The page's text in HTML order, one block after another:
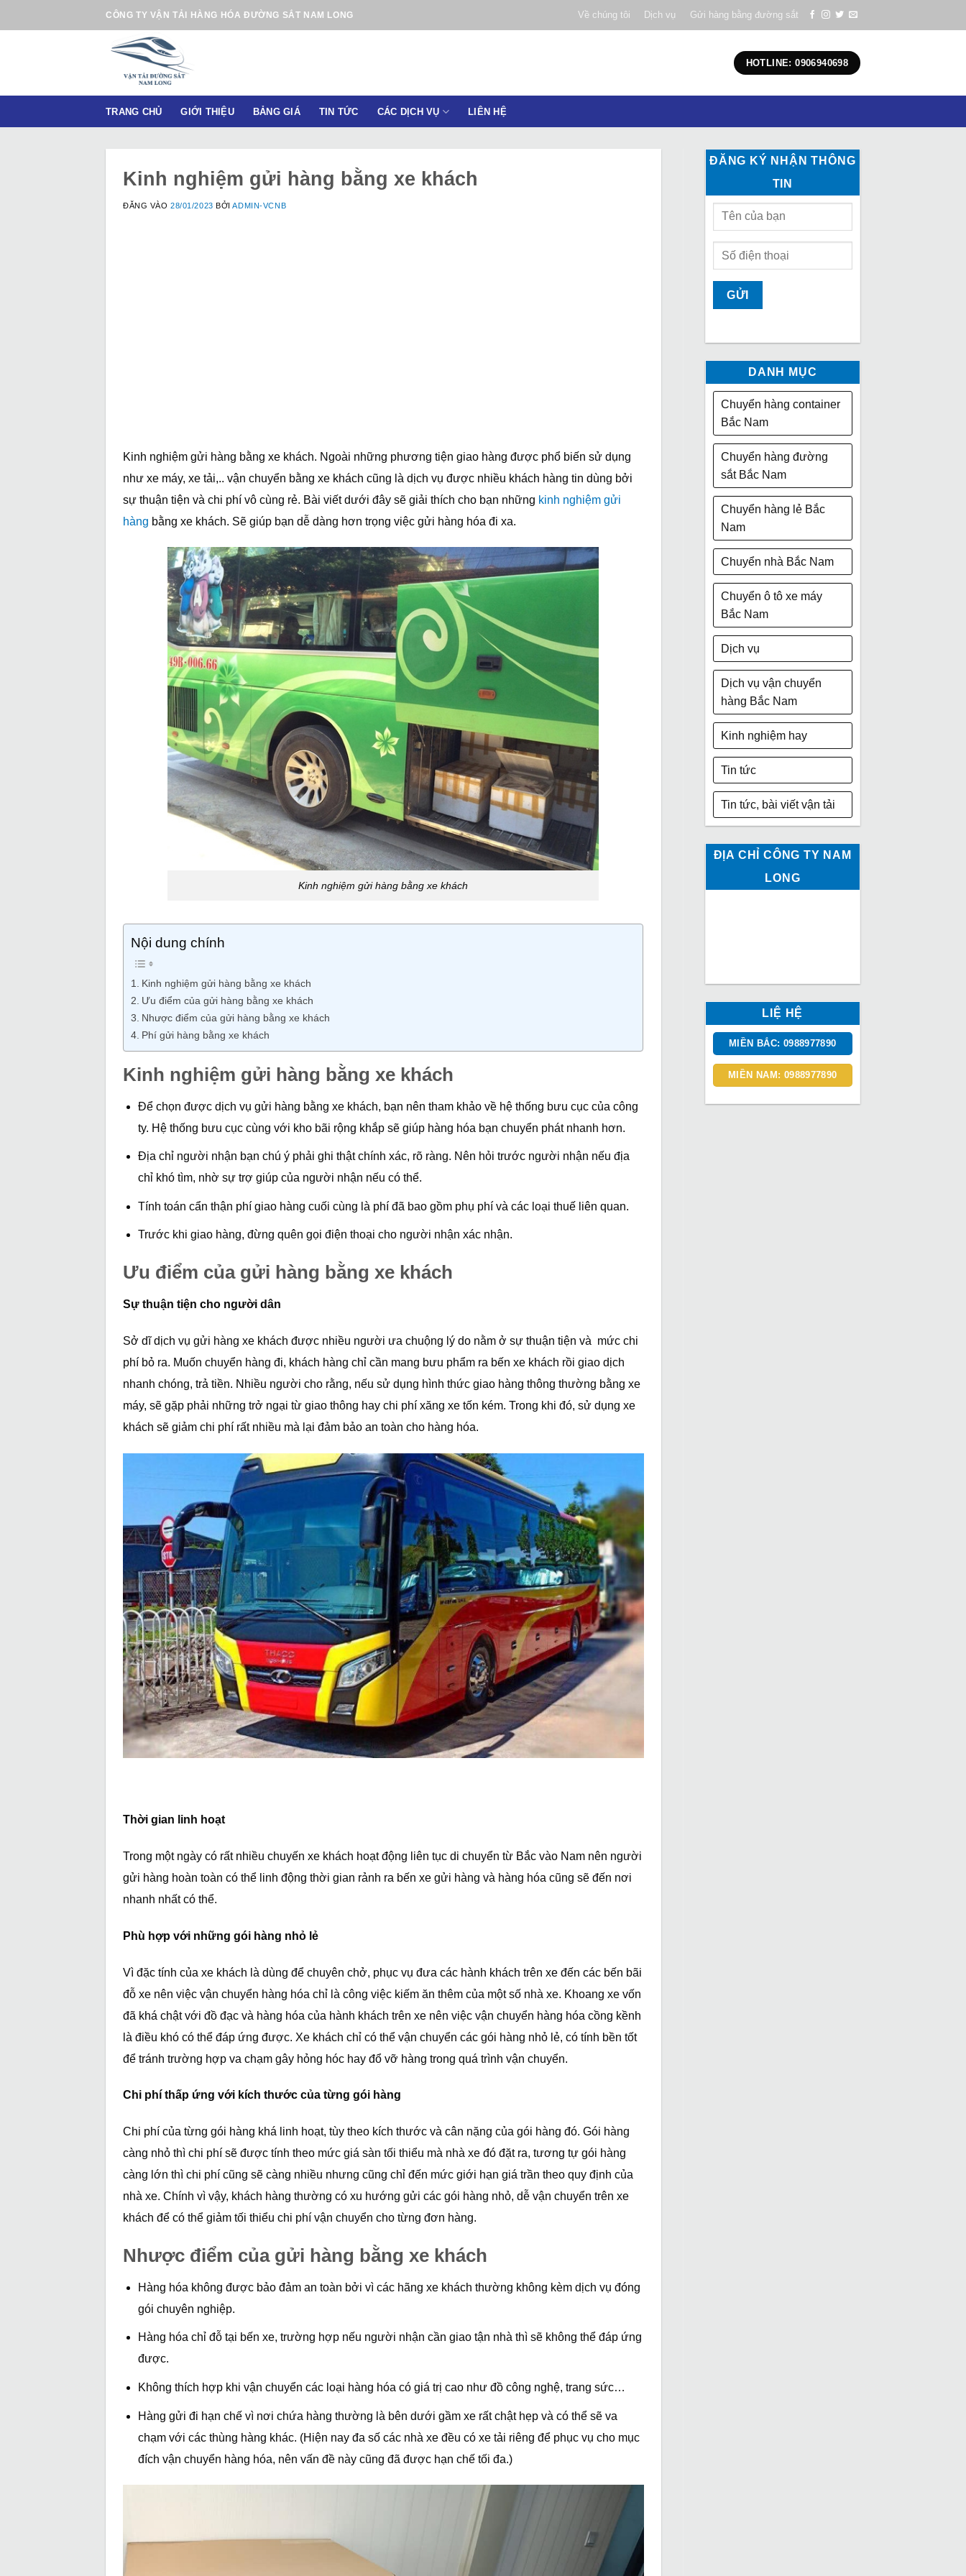
n
CÔNG TY VẬN TẢI HÀNG HÓA ĐƯỜNG SẮT NAM LONG Về chúng tôi Dịch vụ Gửi hàng bằng đường sắt
HOTLINE: 0906940698
TRANG CHỦ GIỚI THIỆU BẢNG GIÁ TIN TỨC CÁC DỊCH VỤ LIÊN HỆ
Kinh nghiệm gửi hàng bằng xe khách
ĐĂNG VÀO28/01/2023 BỞIADMIN-VCNB
Kinh nghiệm gửi hàng bằng xe khách. Ngoài những phương tiện giao hàng được phổ biến sử dụng
như xe máy, xe tải,.. vận chuyển bằng xe khách cũng là dịch vụ được nhiều khách hàng tin dùng bởi
sự thuận tiện và chi phí vô cùng rẻ. Bài viết dưới đây sẽ giải thích cho bạn những kinh nghiệm gửi
hàng bằng xe khách. Sẽ giúp bạn dễ dàng hơn trọng việc gửi hàng hóa đi xa.
Kinh nghiệm gửi hàng bằng xe khách
Nội dung chính
Kinh nghiệm gửi hàng bằng xe khách
Ưu điểm của gửi hàng bằng xe khách
Nhược điểm của gửi hàng bằng xe khách
Phí gửi hàng bằng xe khách
Kinh nghiệm gửi hàng bằng xe khách
Để chọn được dịch vụ gửi hàng bằng xe khách, bạn nên tham khảo về hệ thống bưu cục của công
ty. Hệ thống bưu cục cùng với kho bãi rộng khắp sẽ giúp hàng hóa bạn chuyển phát nhanh hơn.
Địa chỉ người nhận bạn chú ý phải ghi thật chính xác, rõ ràng. Nên hỏi trước người nhận nếu địa
chỉ khó tìm, nhờ sự trợ giúp của người nhận nếu có thể.
Tính toán cẩn thận phí giao hàng cuối cùng là phí đã bao gồm phụ phí và các loại thuế liên quan.
Trước khi giao hàng, đừng quên gọi điện thoại cho người nhận xác nhận.
Ưu điểm của gửi hàng bằng xe khách
Sự thuận tiện cho người dân
Sở dĩ dịch vụ gửi hàng xe khách được nhiều người ưa chuộng lý do nằm ở sự thuận tiện và mức chi
phí bỏ ra. Muốn chuyển hàng đi, khách hàng chỉ cần mang bưu phẩm ra bến xe khách rồi giao dịch
nhanh chóng, trả tiền. Nhiều người cho rằng, nếu sử dụng hình thức giao hàng thông thường bằng xe
máy, sẽ gặp phải những trở ngại từ giao thông hay chi phí xăng xe tốn kém. Trong khi đó, sử dụng xe
khách sẽ giảm chi phí rất nhiều mà lại đảm bảo an toàn cho hàng hóa.
Thời gian linh hoạt
Trong một ngày có rất nhiều chuyến xe khách hoạt động liên tục di chuyển từ Bắc vào Nam nên người
gửi hàng hoàn toàn có thể linh động thời gian rảnh ra bến xe gửi hàng và hàng hóa cũng sẽ đến nơi
nhanh nhất có thể.
Phù hợp với những gói hàng nhỏ lẻ
Vì đặc tính của xe khách là dùng để chuyên chở, phục vụ đưa các hành khách trên xe đến các bến bãi
đỗ xe nên việc vận chuyển hàng hóa chỉ là công việc kiếm ăn thêm của một số nhà xe. Khoang xe vốn
đã khá chật với đồ đạc và hàng hóa của hành khách trên xe nên việc vận chuyển hàng hóa cồng kềnh
là điều khó có thể đáp ứng được. Xe khách chỉ có thể vận chuyển các gói hàng nhỏ lẻ, có tính bền tốt
để tránh trường hợp va chạm gây hỏng hóc hay đổ vỡ hàng trong quá trình vận chuyển.
Chi phí thấp ứng với kích thước của từng gói hàng
Chi phí của từng gói hàng khá linh hoạt, tùy theo kích thước và cân nặng của gói hàng đó. Gói hàng
càng nhỏ thì chi phí sẽ được tính theo mức giá sàn tối thiểu mà nhà xe đó đặt ra, tương tự gói hàng
càng lớn thì chi phí cũng sẽ càng nhiều nhưng cũng chỉ đến mức giới hạn giá trần theo quy định của
nhà xe. Chính vì vậy, khách hàng thường có xu hướng gửi các gói hàng nhỏ, dễ vận chuyển trên xe
khách để có thể giảm tối thiểu chi phí vận chuyển cho từng đơn hàng.
Nhược điểm của gửi hàng bằng xe khách
Hàng hóa không được bảo đảm an toàn bởi vì các hãng xe khách thường không kèm dịch vụ đóng
gói chuyên nghiệp.
Hàng hóa chỉ đỗ tại bến xe, trường hợp nếu người nhận cần giao tận nhà thì sẽ không thể đáp ứng
được.
Không thích hợp khi vận chuyển các loại hàng hóa có giá trị cao như đồ công nghệ, trang sức…
Hàng gửi đi hạn chế vì nơi chứa hàng thường là bên dưới gầm xe rất chật hẹp và có thể sẽ va
chạm với các thùng hàng khác. (Hiện nay đa số các nhà xe đều có xe tải riêng để phục vụ cho mục
đích vận chuyển hàng hóa, nên vấn đề này cũng đã được hạn chế tối đa.)
ĐĂNG KÝ NHẬN THÔNG
TIN
DANH MỤC
Chuyển hàng container
Bắc Nam
Chuyển hàng đường
sắt Bắc Nam
Chuyển hàng lẻ Bắc
Nam
Chuyển nhà Bắc Nam
Chuyển ô tô xe máy
Bắc Nam
Dịch vụ
Dịch vụ vận chuyển
hàng Bắc Nam
Kinh nghiệm hay
Tin tức
Tin tức, bài viết vận tải
ĐỊA CHỈ CÔNG TY NAM
LONG
LIỆ HỆ
MIỀN BẮC: 0988977890
MIỀN NAM: 0988977890